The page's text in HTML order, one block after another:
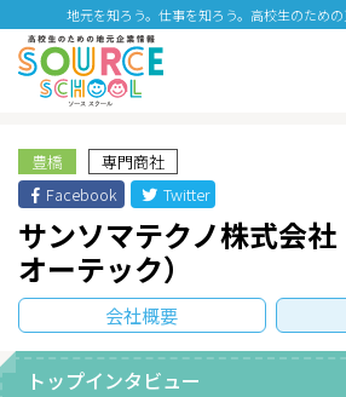
地元を知ろう。仕事を知ろう。高校生のため
豊橋
専門商社
Facebook
Twitter
サンソマテクノ株式会
オーテック）
会社概要
トップインタビュー